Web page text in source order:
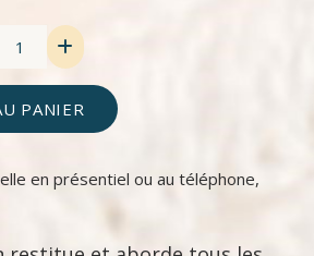
PANIER
en présentiel ou au téléphone,